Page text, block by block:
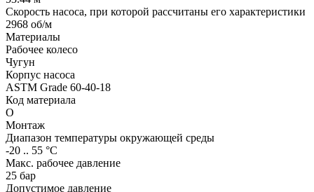
Скорость насоса, при которой рассчитаны его характеристики
2968 об/м
Материалы
Рабочее колесо
Чугун
Корпус насоса
ASTM Grade 60-40-18
Код материала
O
Монтаж
Диапазон температуры окружающей среды
-20 .. 55 °C
Макс. рабочее давление
25 бар
Допустимое давление